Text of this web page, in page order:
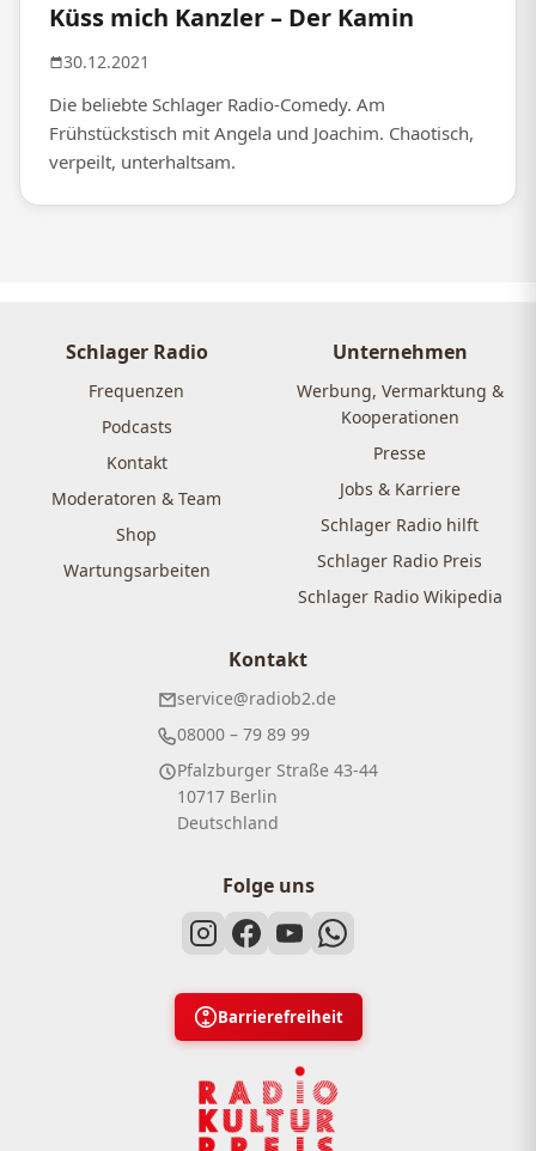
Küss mich Kanzler – Der Kamin
30.12.2021
Die beliebte Schlager Radio-Comedy. Am
Frühstückstisch mit Angela und Joachim. Chaotisch,
verpeilt, unterhaltsam.
Schlager Radio
Frequenzen
Podcasts
Kontakt
Moderatoren & Team
Shop
Wartungsarbeiten
Unternehmen
Werbung, Vermarktung &
Kooperationen
Presse
Jobs & Karriere
Schlager Radio hilft
Schlager Radio Preis
Schlager Radio Wikipedia
Kontakt
service@radiob2.de
08000 – 79 89 99
Pfalzburger Straße 43-44
10717 Berlin
Deutschland
Folge uns
Barrierefreiheit